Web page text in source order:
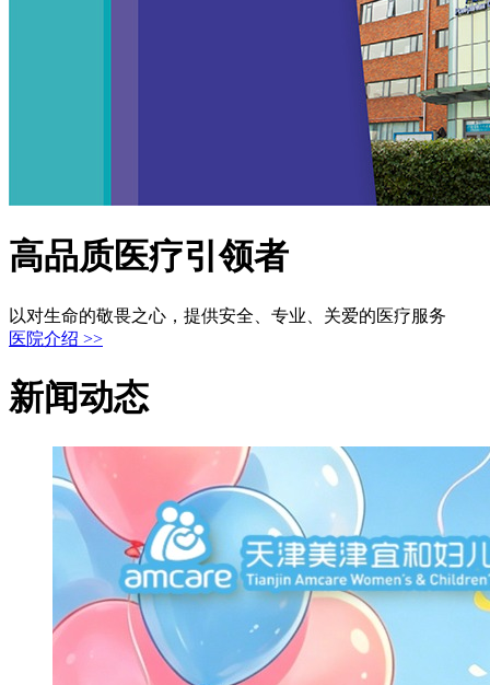
高品质医疗引领者
以对生命的敬畏之心，提供安全、专业、关爱的医疗服务
医院介绍 >>
新闻动态